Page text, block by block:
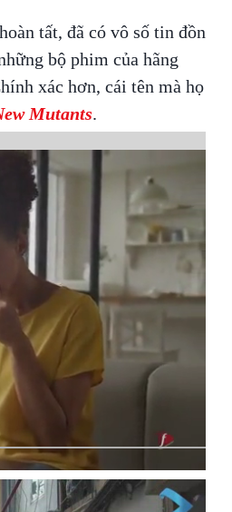
tất, đã có vô số tin đồn
bộ phim của hãng
xác hơn, cái tên mà họ
Mutants.